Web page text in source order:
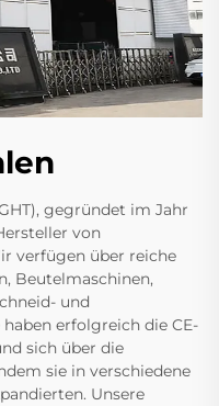
gegründet im Jahr
von
verfügen über reiche
Beutelmaschinen,
und
erfolgreich die CE-
sich über die
sie in verschiedene
Unsere